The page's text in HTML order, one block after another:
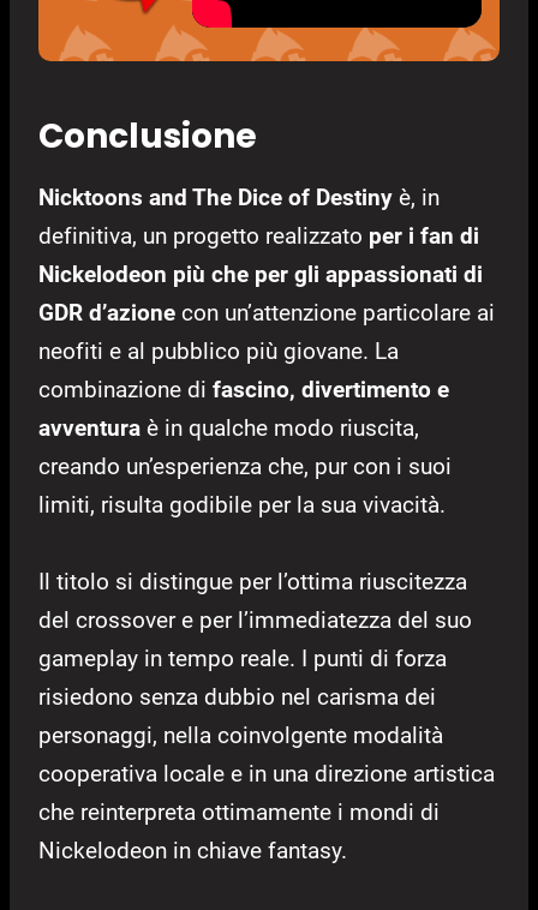
Conclusione
Nicktoons and The Dice of Destiny è, in
definitiva, un progetto realizzato per i fan di
Nickelodeon più che per gli appassionati di
GDR d’azione con un’attenzione particolare ai
neofiti e al pubblico più giovane. La
combinazione di fascino, divertimento e
avventura è in qualche modo riuscita,
creando un’esperienza che, pur con i suoi
limiti, risulta godibile per la sua vivacità.
Il titolo si distingue per l’ottima riuscitezza
del crossover e per l’immediatezza del suo
gameplay in tempo reale. I punti di forza
risiedono senza dubbio nel carisma dei
personaggi, nella coinvolgente modalità
cooperativa locale e in una direzione artistica
che reinterpreta ottimamente i mondi di
Nickelodeon in chiave fantasy.